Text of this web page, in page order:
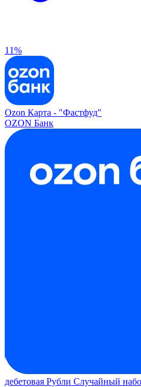
11%
Ozon Карта - "Фастфуд"
OZON Банк
дебетовая Рубли Случайный